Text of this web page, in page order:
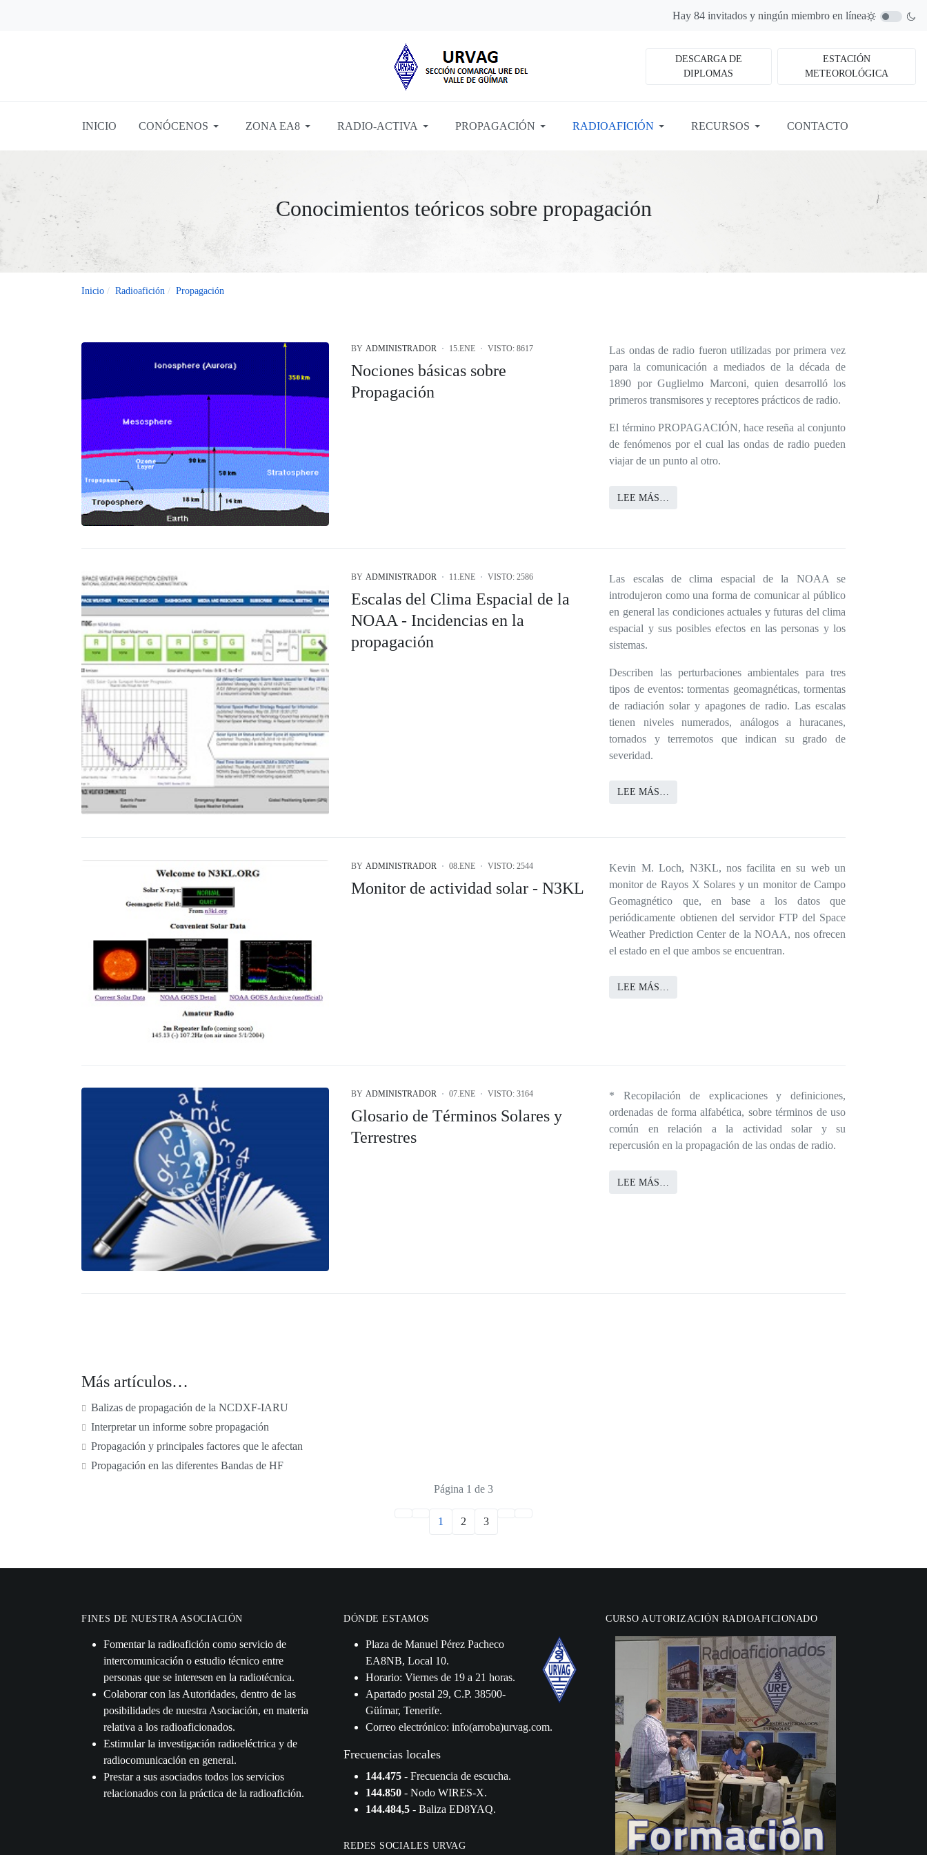
Hay 84 invitados y ningún miembro en línea
DESCARGA DE
DIPLOMAS
ESTACIÓN
METEOROLÓGICA
INICIO CONÓCENOS ZONA EA8 RADIO-ACTIVA PROPAGACIÓN RADIOAFICIÓN RECURSOS CONTACTO
Conocimientos teóricos sobre propagación
Inicio Radioafición Propagación
BY ADMINISTRADOR 15.ENE VISTO: 8617
Nociones básicas sobre
Propagación
Las ondas de radio fueron utilizadas por primera vez
para la comunicación a mediados de la década de
1890 por Guglielmo Marconi, quien desarrolló los
primeros transmisores y receptores prácticos de radio.
El término PROPAGACIÓN, hace reseña al conjunto
de fenómenos por el cual las ondas de radio pueden
viajar de un punto al otro.
LEE MÁS…
BY ADMINISTRADOR 11.ENE VISTO: 2586
Escalas del Clima Espacial de la
NOAA - Incidencias en la
propagación
Las escalas de clima espacial de la NOAA se
introdujeron como una forma de comunicar al público
en general las condiciones actuales y futuras del clima
espacial y sus posibles efectos en las personas y los
sistemas.
Describen las perturbaciones ambientales para tres
tipos de eventos: tormentas geomagnéticas, tormentas
de radiación solar y apagones de radio. Las escalas
tienen niveles numerados, análogos a huracanes,
tornados y terremotos que indican su grado de
severidad.
LEE MÁS…
BY ADMINISTRADOR 08.ENE VISTO: 2544
Monitor de actividad solar - N3KL
Kevin M. Loch, N3KL, nos facilita en su web un
monitor de Rayos X Solares y un monitor de Campo
Geomagnético que, en base a los datos que
periódicamente obtienen del servidor FTP del Space
Weather Prediction Center de la NOAA, nos ofrecen
el estado en el que ambos se encuentran.
LEE MÁS…
BY ADMINISTRADOR 07.ENE VISTO: 3164
Glosario de Términos Solares y
Terrestres
* Recopilación de explicaciones y definiciones,
ordenadas de forma alfabética, sobre términos de uso
común en relación a la actividad solar y su
repercusión en la propagación de las ondas de radio.
LEE MÁS…
Más artículos…
Balizas de propagación de la NCDXF-IARU
Interpretar un informe sobre propagación
Propagación y principales factores que le afectan
Propagación en las diferentes Bandas de HF
Página 1 de 3
1 2 3
FINES DE NUESTRA ASOCIACIÓN
Fomentar la radioafición como servicio de
intercomunicación o estudio técnico entre
personas que se interesen en la radiotécnica.
Colaborar con las Autoridades, dentro de las
posibilidades de nuestra Asociación, en materia
relativa a los radioaficionados.
Estimular la investigación radioeléctrica y de
radiocomunicación en general.
Prestar a sus asociados todos los servicios
relacionados con la práctica de la radioafición.
DÓNDE ESTAMOS
Plaza de Manuel Pérez Pacheco
EA8NB, Local 10.
Horario: Viernes de 19 a 21 horas.
Apartado postal 29, C.P. 38500-
Güímar, Tenerife.
Correo electrónico: info(arroba)urvag.com.
Frecuencias locales
144.475 - Frecuencia de escucha.
144.850 - Nodo WIRES-X.
144.484,5 - Baliza ED8YAQ.
REDES SOCIALES URVAG
CURSO AUTORIZACIÓN RADIOAFICIONADO